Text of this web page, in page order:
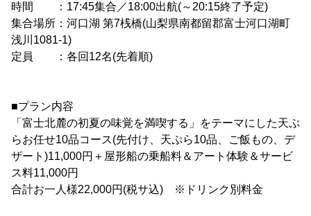
時間 ：17:45集合／18:00出航(～20:15終了予定)
集合場所：河口湖 第7桟橋(山梨県南都留郡富士河口湖町
浅川1081-1)
定員 ：各回12名(先着順)
■プラン内容
「富士北麓の初夏の味覚を満喫する」をテーマにした天ぷ
らお任せ10品コース(先付け、天ぷら10品、ご飯もの、デ
ザート)11,000円＋屋形船の乗船料＆アート体験＆サービ
ス料11,000円
合計お一人様22,000円(税サ込) ※ドリンク別料金